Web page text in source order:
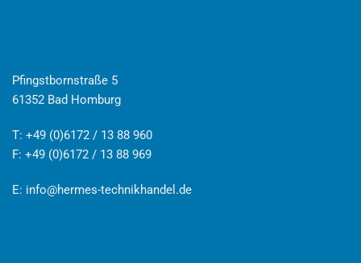
Pfingstbornstraße 5
61352 Bad Homburg
T: +49 (0)6172 / 13 88 960
F: +49 (0)6172 / 13 88 969
E: info@hermes-technikhandel.de